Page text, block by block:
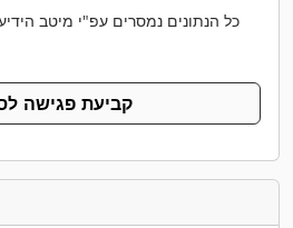
כל הנתונים נמסרים עפ"י מיטב
קביעת פגישה